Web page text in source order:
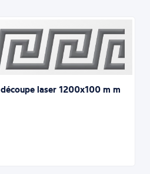
laser 1200x100 m m